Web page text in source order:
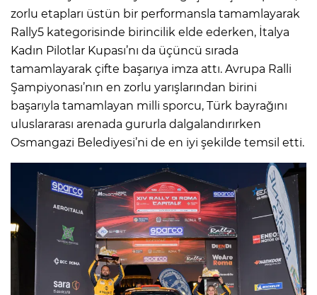
zorlu etapları üstün bir performansla tamamlayarak
Rally5 kategorisinde birincilik elde ederken, İtalya
Kadın Pilotlar Kupası’nı da üçüncü sırada
tamamlayarak çifte başarıya imza attı. Avrupa Ralli
Şampiyonası’nın en zorlu yarışlarından birini
başarıyla tamamlayan milli sporcu, Türk bayrağını
uluslararası arenada gururla dalgalandırırken
Osmangazi Belediyesi’ni de en iyi şekilde temsil etti.